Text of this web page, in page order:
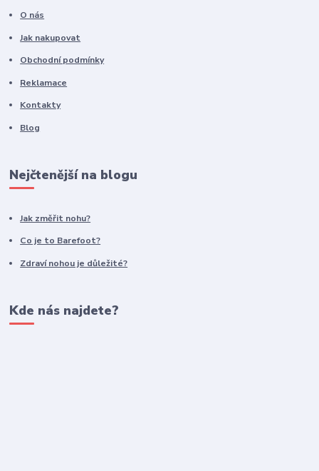
O nás
Jak nakupovat
Obchodní podmínky
Reklamace
Kontakty
Blog
Nejčtenější na blogu
Jak změřit nohu?
Co je to Barefoot?
Zdraví nohou je důležité?
Kde nás najdete?